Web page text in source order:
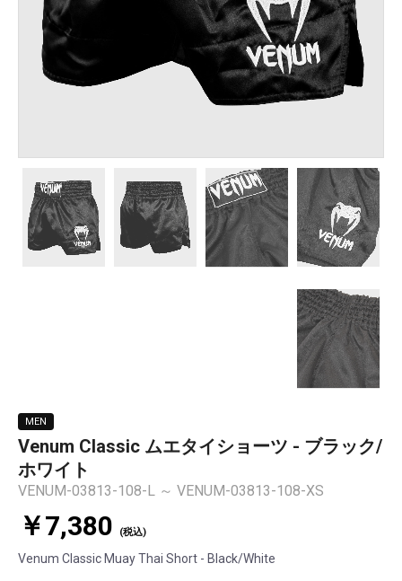
MEN
Venum Classic ムエタイショーツ - ブラック/
ホワイト
VENUM-03813-108-L ～ VENUM-03813-108-XS
￥7,380 (税込)
Venum Classic Muay Thai Short - Black/White